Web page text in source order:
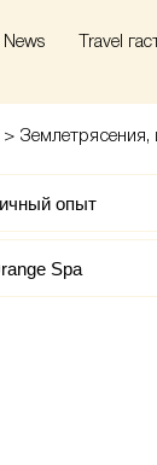
News Travel
> Землетрясения,
опыт
Spa